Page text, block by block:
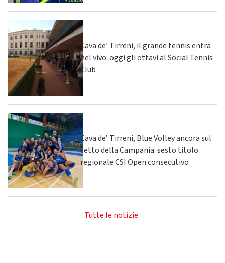
Cava de’ Tirreni, il grande tennis entra
nel vivo: oggi gli ottavi al Social Tennis
Club
Cava de’ Tirreni, Blue Volley ancora sul
tetto della Campania: sesto titolo
regionale CSI Open consecutivo
Tutte le notizie